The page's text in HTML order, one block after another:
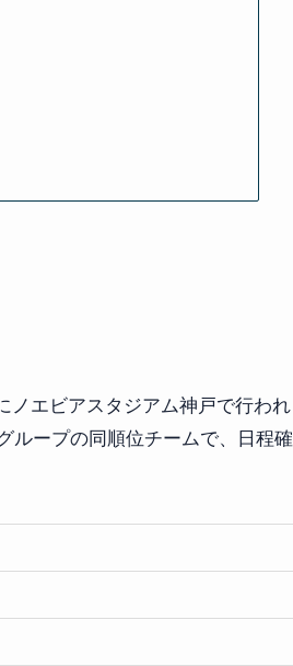
ノエビアスタジアム神戸で行われ
ループの同順位チームで、日程確